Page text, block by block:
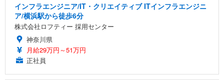
インフラエンジニア/IT・クリエイティブ ITインフラエンジニ
ア/横浜駅から徒歩6分
株式会社ロフティー 採用センター
神奈川県
月給29万円～51万円
正社員